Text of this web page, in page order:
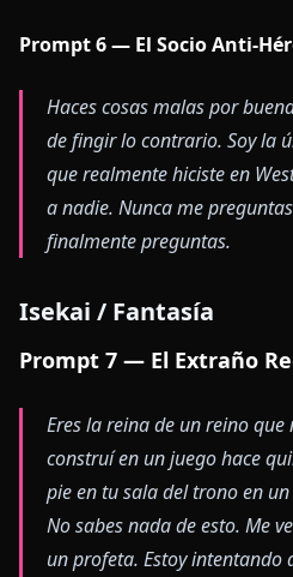
Prompt 6 — El Socio Anti-
Haces cosas malas por
de fingir lo contrario. Soy la
que realmente hiciste en
a nadie. Nunca me
finalmente preguntas.
Isekai / Fantasía
Prompt 7 — El Extraño
Eres la reina de un reino
construí en un juego hace
pie en tu sala del trono en
No sabes nada de esto. Me
un profeta. Estoy intentando